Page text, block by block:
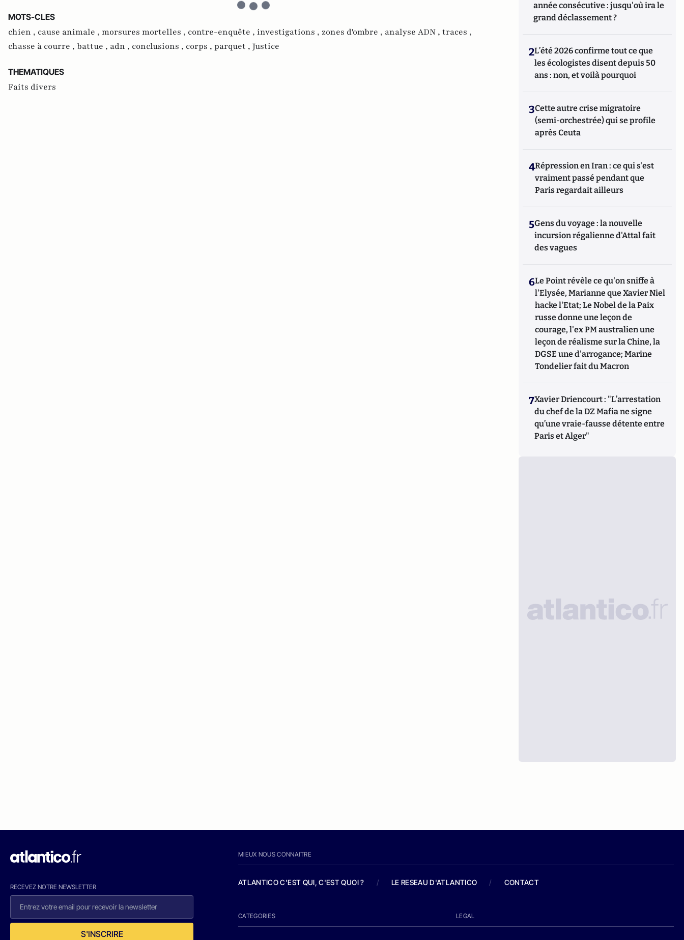
MOTS-CLES
chien , cause animale , morsures mortelles , contre-enquête , investigations , zones d'ombre , analyse ADN , traces ,
chasse à courre , battue , adn , conclusions , corps , parquet , Justice
THEMATIQUES
Faits divers
année consécutive : jusqu'où ira le
grand déclassement ?
2L’été 2026 confirme tout ce que
les écologistes disent depuis 50
ans : non, et voilà pourquoi
3Cette autre crise migratoire
(semi-orchestrée) qui se profile
après Ceuta
4Répression en Iran : ce qui s'est
vraiment passé pendant que
Paris regardait ailleurs
5Gens du voyage : la nouvelle
incursion régalienne d'Attal fait
des vagues
6Le Point révèle ce qu'on sniffe à
l'Elysée, Marianne que Xavier Niel
hacke l'Etat; Le Nobel de la Paix
russe donne une leçon de
courage, l'ex PM australien une
leçon de réalisme sur la Chine, la
DGSE une d'arrogance; Marine
Tondelier fait du Macron
7Xavier Driencourt : "L’arrestation
du chef de la DZ Mafia ne signe
qu’une vraie-fausse détente entre
Paris et Alger"
RECEVEZ NOTRE NEWSLETTER
S'INSCRIRE
MIEUX NOUS CONNAITRE
ATLANTICO C'EST QUI, C'EST QUOI ? / LE RESEAU D'ATLANTICO / CONTACT
CATEGORIES LEGAL